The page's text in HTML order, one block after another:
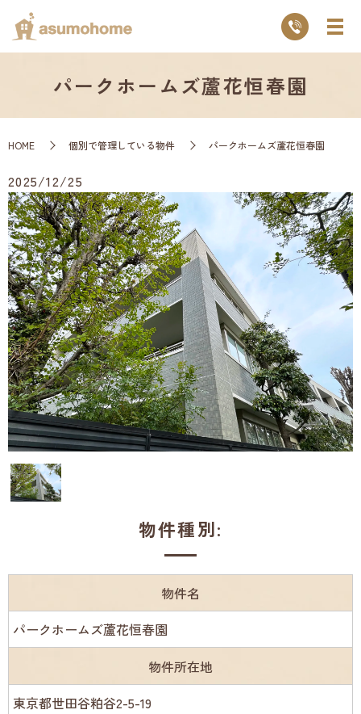
パークホームズ蘆花恒春園
HOME 個別で管理している物件 パークホームズ蘆花恒春園
2025/12/25
物件種別:
物件名
パークホームズ蘆花恒春園
物件所在地
東京都世田谷粕谷2-5-19